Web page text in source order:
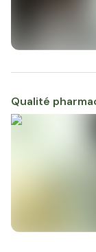
Qualité